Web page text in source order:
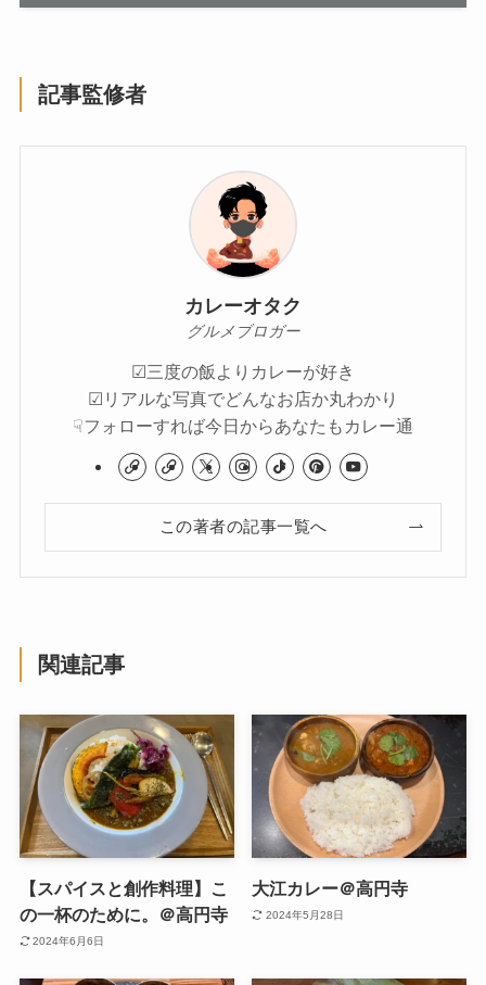
記事監修者
カレーオタク
グルメブロガー
☑︎三度の飯よりカレーが好き
☑︎リアルな写真でどんなお店か丸わかり
☟フォローすれば今日からあなたもカレー通
この著者の記事一覧へ
関連記事
【スパイスと創作料理】こ
の一杯のために。＠高円寺
2024年6月6日
大江カレー＠高円寺
2024年5月28日